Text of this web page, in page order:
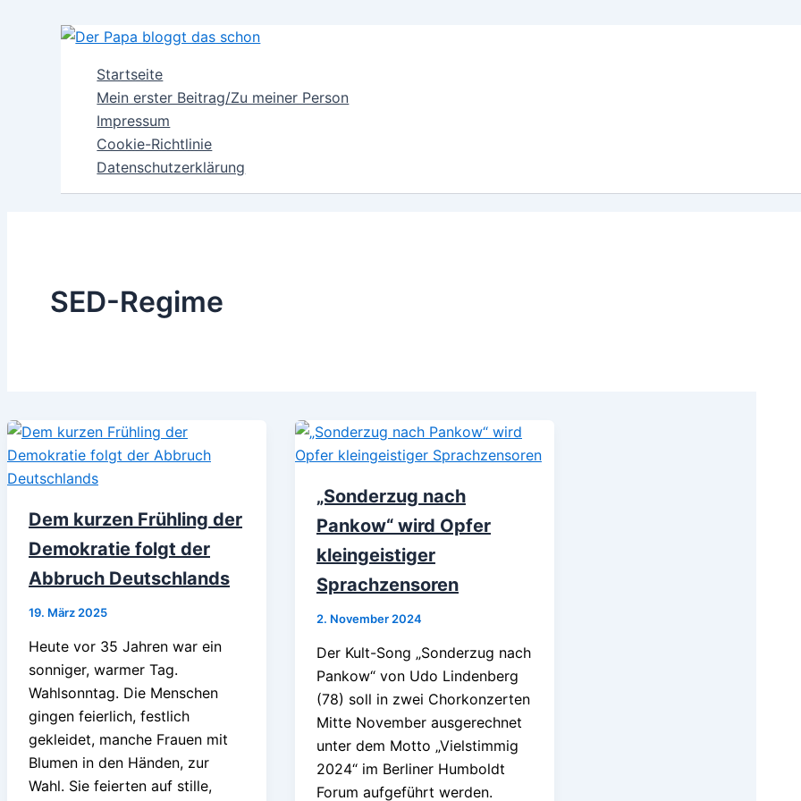
Startseite
Mein erster Beitrag/Zu meiner Person
Impressum
Cookie-Richtlinie
Datenschutzerklärung
SED-Regime
Dem kurzen Frühling der
Demokratie folgt der
Abbruch Deutschlands
19. März 2025
Heute vor 35 Jahren war ein
sonniger, warmer Tag.
Wahlsonntag. Die Menschen
gingen feierlich, festlich
gekleidet, manche Frauen mit
Blumen in den Händen, zur
Wahl. Sie feierten auf stille,
„Sonderzug nach
Pankow“ wird Opfer
kleingeistiger
Sprachzensoren
2. November 2024
Der Kult-Song „Sonderzug nach
Pankow“ von Udo Lindenberg
(78) soll in zwei Chorkonzerten
Mitte November ausgerechnet
unter dem Motto „Vielstimmig
2024“ im Berliner Humboldt
Forum aufgeführt werden.